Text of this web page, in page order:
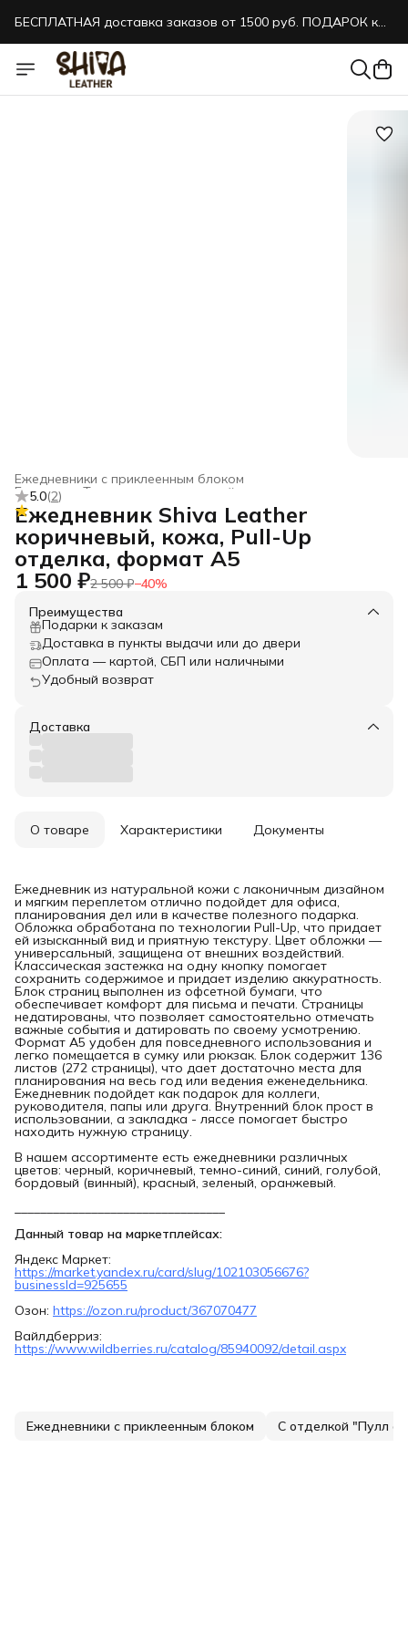
БЕСПЛАТНАЯ доставка заказов от 1500 руб. ПОДАРОК к
Ежедневники с приклеенным блоком
Товары из натуральной кожи
Главная
5.0(2)
Ежедневник Shiva Leather
коричневый, кожа, Pull-Up
отделка, формат А5
1 500 ₽2 500 ₽−40%
Преимущества
Подарки к заказам
Доставка в пункты выдачи или до двери
Оплата — картой, СБП или наличными
Удобный возврат
Доставка
О товаре Характеристики Документы
Ежедневник из натуральной кожи с лаконичным дизайном
и мягким переплетом отлично подойдет для офиса,
планирования дел или в качестве полезного подарка.
Обложка обработана по технологии Pull-Up, что придает
ей изысканный вид и приятную текстуру. Цвет обложки —
универсальный, защищена от внешних воздействий.
Классическая застежка на одну кнопку помогает
сохранить содержимое и придает изделию аккуратность.
Блок страниц выполнен из офсетной бумаги, что
обеспечивает комфорт для письма и печати. Страницы
недатированы, что позволяет самостоятельно отмечать
важные события и датировать по своему усмотрению.
Формат А5 удобен для повседневного использования и
легко помещается в сумку или рюкзак. Блок содержит 136
листов (272 страницы), что дает достаточно места для
планирования на весь год или ведения еженедельника.
Ежедневник подойдет как подарок для коллеги,
руководителя, папы или друга. Внутренний блок прост в
использовании, а закладка - ляссе помогает быстро
находить нужную страницу.
В нашем ассортименте есть ежедневники различных
цветов: черный, коричневый, темно-синий, синий, голубой,
бордовый (винный), красный, зеленый, оранжевый.
Данный товар на маркетплейсах:
Яндекс Маркет:
https://market.yandex.ru/card/slug/102103056676?
businessId=925655
Озон: https://ozon.ru/product/367070477
Вайлдберриз:
https://www.wildberries.ru/catalog/85940092/detail.aspx
Ежедневники с приклеенным блоком С отделкой "Пулл